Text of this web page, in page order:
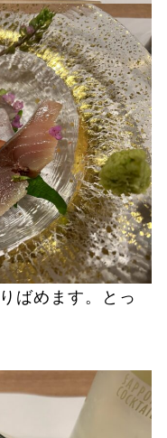
ばめます。とっ